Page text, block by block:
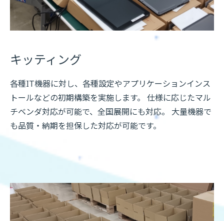
キッティング
各種IT機器に対し、各種設定やアプリケーションインス
トールなどの初期構築を実施します。 仕様に応じたマル
チベンダ対応が可能で、全国展開にも対応。 大量機器で
も品質・納期を担保した対応が可能です。